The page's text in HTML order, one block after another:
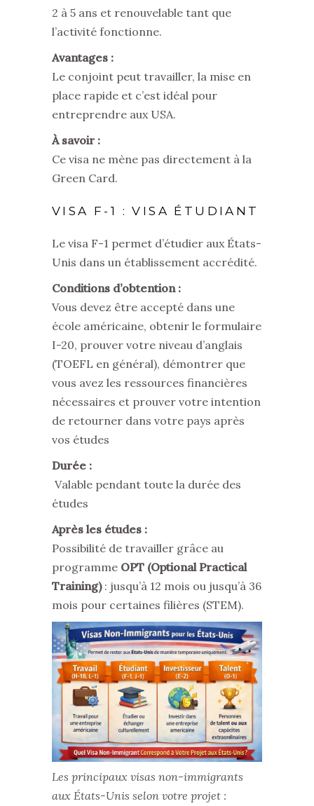
2 à 5 ans et renouvelable tant que
l’activité fonctionne.
Avantages :
Le conjoint peut travailler, la mise en
place rapide et c’est idéal pour
entreprendre aux USA.
À savoir :
Ce visa ne mène pas directement à la
Green Card.
VISA F-1 : VISA ÉTUDIANT
Le visa F-1 permet d’étudier aux États-
Unis dans un établissement accrédité.
Conditions d’obtention :
Vous devez être accepté dans une
école américaine, obtenir le formulaire
I-20, prouver votre niveau d’anglais
(TOEFL en général), démontrer que
vous avez les ressources financières
nécessaires et prouver votre intention
de retourner dans votre pays après
vos études
Durée :
Valable pendant toute la durée des
études
Après les études :
Possibilité de travailler grâce au
programme OPT (Optional Practical
Training): jusqu’à 12 mois ou jusqu’à 36
mois pour certaines filières (STEM).
Les principaux visas non-immigrants
aux États-Unis selon votre projet :